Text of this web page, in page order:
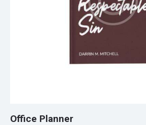
Office Planner